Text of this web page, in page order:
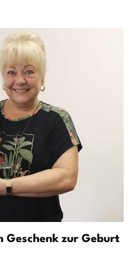
Geschenk zur Geburt